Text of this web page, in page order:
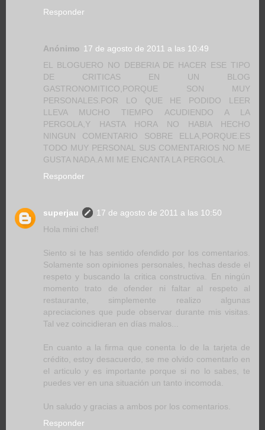
Responder
Anónimo 17 de agosto de 2011 a las 10:49
EL BLOGUERO NO DEBERIA DE HACER ESE TIPO
DE CRITICAS EN UN BLOG
GASTRONOMITICO,PORQUE SON MUY
PERSONALES.POR LO QUE HE PODIDO LEER
LLEVA MUCHO TIEMPO ACUDIENDO A LA
PERGOLA,Y HASTA HORA NO HABIA HECHO
NINGUN COMENTARIO SOBRE ELLA,PORQUE.ES
TODO MUY PERSONAL SUS COMENTARIOS NO ME
GUSTA NADA.A MI ME ENCANTA LA PERGOLA.
Responder
superjau
17 de agosto de 2011 a las 10:50
Hola mini chef!
Siento si te has sentido ofendido por los comentarios.
Solamente son opiniones personales, hechas desde el
respeto y buscando la critica constructiva. En ningún
momento trato de ofender ni faltar al respeto al
restaurante, simplemente realizo algunas
apreciaciones que pude observar durante mis visitas.
Tal vez coincidieran en días malos...
En cuanto a la firma que conenta lo de la tarjeta de
crédito, estoy desacuerdo, se me olvido comentarlo en
el articulo y es importante porque si no lo sabes, te
puedes ver en una situación un tanto incomoda.
Un saludo y gracias a ambos por los comentarios.
Responder